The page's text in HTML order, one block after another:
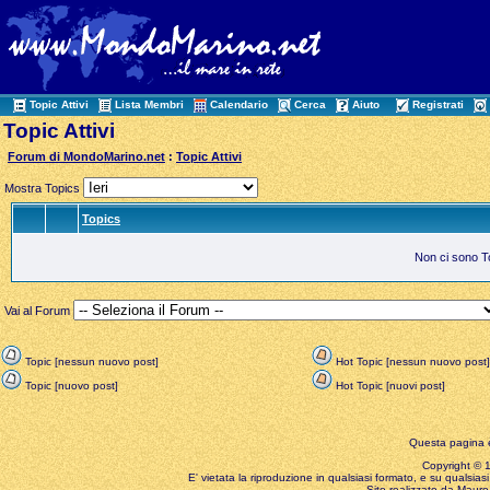
Topic Attivi Lista Membri Calendario Cerca Aiuto Registrati
Topic Attivi
Forum di MondoMarino.net :Topic Attivi
Mostra Topics
Topics
Non ci sono
Vai al Forum
Topic [nessun nuovo post]
Hot Topic [nessun nuovo post]
Topic [nuovo post]
Hot Topic [nuovi post]
Questa pagina
Copyright ©
E' vietata la riproduzione in qualsiasi formato, e su